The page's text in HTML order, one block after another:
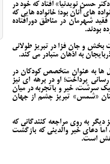
حسن نویدنیا» افتاد که خود در
های آنان بود؛ خانواده هایی که
شهرمان در مناطق دورافتاده
بودند.
بخش و جان فزا در تبریز طولانی
به اذهان متبادر می کند.
تبریز بود و سال ها به عنوان متخصص کودکان در
پرداخت؛ او در برهه ای نیز
سرشت، خیر و باتجربه در میان
«شمس» تبریز چشم از جهان
به روی مراجعه کنندگانی که
اما دعای خیر والدینی که بازگشت
است.